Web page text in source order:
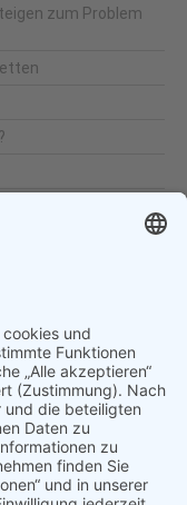
zum Problem
Alltagshilfen
Besteck
Bettenmachen
Dusche & WC Fixierbrett